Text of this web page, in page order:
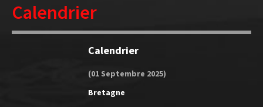
Calendrier
Calendrier
(01 Septembre 2025)
Bretagne